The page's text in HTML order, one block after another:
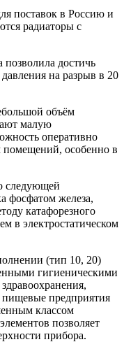
поставок в Россию и
радиаторы с
позволила достичь
на разрыв в 20
объём
малую
оперативно
помещений, особенно в
следующей
фосфатом железа,
катафорезного
в электростатическом
(тип 10, 20)
гигиеническими
предприятия
классом
позволяет
прибора.